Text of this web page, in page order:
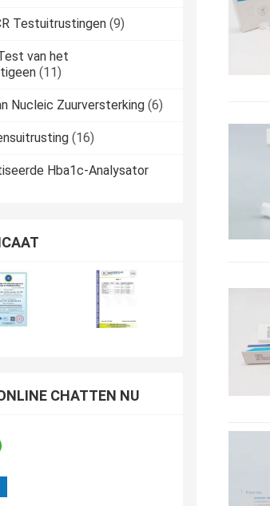
Testuitrustingen (9)
van het
(11)
Nucleic Zuurversterking (6)
(16)
Hba1c-Analysator
CHATTEN NU